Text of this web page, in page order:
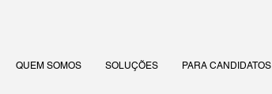
QUEM SOMOS SOLUÇÕES PARA CANDIDATOS